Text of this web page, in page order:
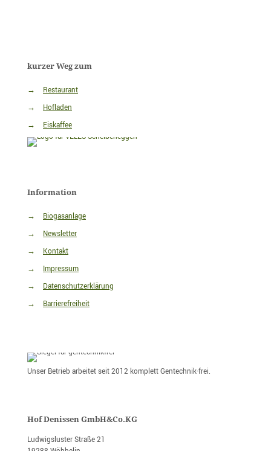
kurzer Weg zum
→
Restaurant
→
Hofladen
→
Eiskaffee
Information
→
Biogasanlage
→
Newsletter
→
Kontakt
→
Impressum
→
Datenschutzerklärung
→
Barrierefreiheit
Unser Betrieb arbeitet seit 2012 komplett Gentechnik-frei.
Hof Denissen GmbH&Co.KG
Ludwigsluster Straße 21